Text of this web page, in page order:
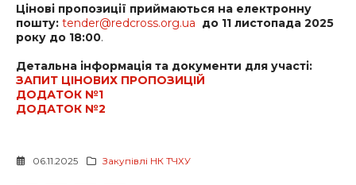
Цінові пропозиції приймаються на електронну
пошту: tender@redcross.org.ua до 11 листопада 2025
року до 18:00.
Детальна інформація та документи для участі:
ЗАПИТ ЦІНОВИХ ПРОПОЗИЦІЙ
ДОДАТОК №1
ДОДАТОК №2
06.11.2025 Закупівлі НК ТЧХУ